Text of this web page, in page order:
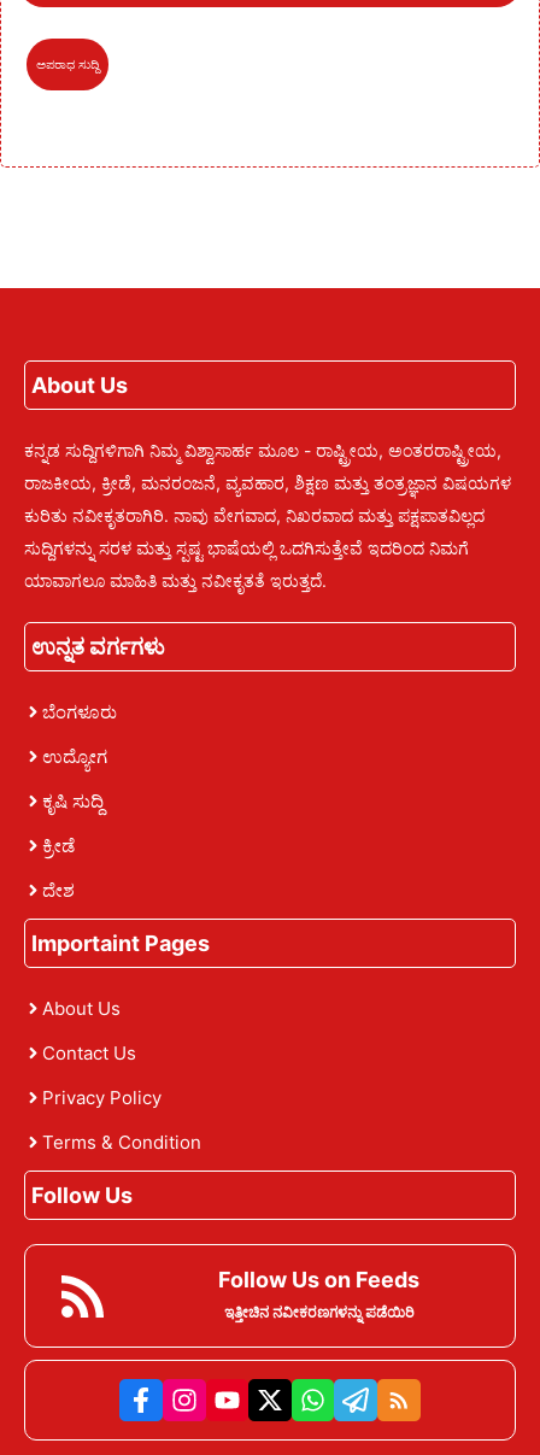
ಅಪರಾಧ ಸುದ್ದಿ
About Us
ಕನ್ನಡ ಸುದ್ದಿಗಳಿಗಾಗಿ ನಿಮ್ಮ ವಿಶ್ವಾಸಾರ್ಹ ಮೂಲ - ರಾಷ್ಟ್ರೀಯ, ಅಂತರರಾಷ್ಟ್ರೀಯ,
ರಾಜಕೀಯ, ಕ್ರೀಡೆ, ಮನರಂಜನೆ, ವ್ಯವಹಾರ, ಶಿಕ್ಷಣ ಮತ್ತು ತಂತ್ರಜ್ಞಾನ ವಿಷಯಗಳ
ಕುರಿತು ನವೀಕೃತರಾಗಿರಿ. ನಾವು ವೇಗವಾದ, ನಿಖರವಾದ ಮತ್ತು ಪಕ್ಷಪಾತವಿಲ್ಲದ
ಸುದ್ದಿಗಳನ್ನು ಸರಳ ಮತ್ತು ಸ್ಪಷ್ಟ ಭಾಷೆಯಲ್ಲಿ ಒದಗಿಸುತ್ತೇವೆ ಇದರಿಂದ ನಿಮಗೆ
ಯಾವಾಗಲೂ ಮಾಹಿತಿ ಮತ್ತು ನವೀಕೃತತೆ ಇರುತ್ತದೆ.
ಉನ್ನತ ವರ್ಗಗಳು
ಬೆಂಗಳೂರು
ಉದ್ಯೋಗ
ಕೃಷಿ ಸುದ್ದಿ
ಕ್ರೀಡೆ
ದೇಶ
Importaint Pages
About Us
Contact Us
Privacy Policy
Terms & Condition
Follow Us
Follow Us on Feeds
ಇತ್ತೀಚಿನ ನವೀಕರಣಗಳನ್ನು ಪಡೆಯಿರಿ